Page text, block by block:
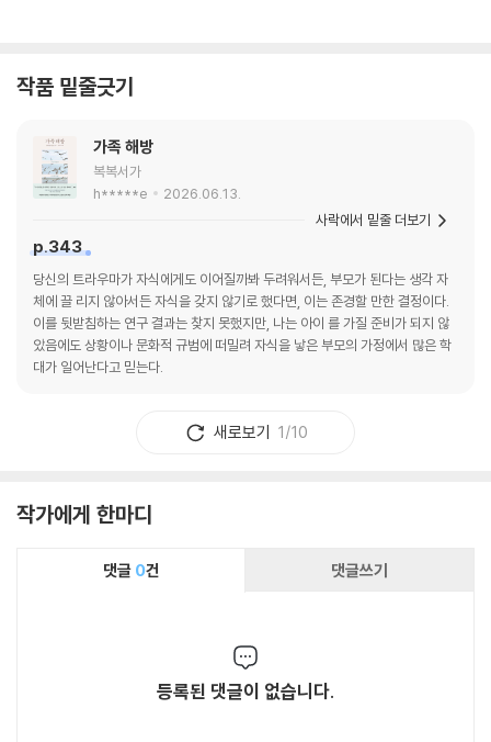
작품 밑줄긋기
가족 해방
복복서가
h*****e
2026.06.13.
p.343
당신의 트라우마가 자식에게도 이어질까봐 두려워서든, 부모가 된다는 생각 자
체에 끌 리지 않아서든 자식을 갖지 않기로 했다면, 이는 존경할 만한 결정이다.
이를 뒷받침하는 연구 결과는 찾지 못했지만, 나는 아이 를 가질 준비가 되지 않
았음에도 상황이나 문화적 규범에 떠밀려 자식을 낳은 부모의 가정에서 많은 학
대가 일어난다고 믿는다.
사락에서 밑줄 더보기
새로보기 1/10
작가에게 한마디
댓글 0건 댓글쓰기
등록된 댓글이 없습니다.